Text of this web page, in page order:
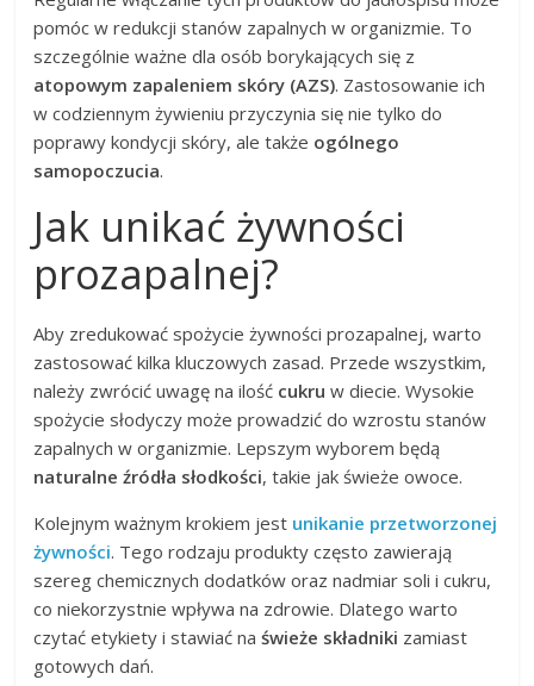
pomóc w redukcji stanów zapalnych w organizmie. To
szczególnie ważne dla osób borykających się z
atopowym zapaleniem skóry (AZS). Zastosowanie ich
w codziennym żywieniu przyczynia się nie tylko do
poprawy kondycji skóry, ale także ogólnego
samopoczucia.
Jak unikać żywności
prozapalnej?
Aby zredukować spożycie żywności prozapalnej, warto
zastosować kilka kluczowych zasad. Przede wszystkim,
należy zwrócić uwagę na ilość cukru w diecie. Wysokie
spożycie słodyczy może prowadzić do wzrostu stanów
zapalnych w organizmie. Lepszym wyborem będą
naturalne źródła słodkości, takie jak świeże owoce.
Kolejnym ważnym krokiem jest unikanie przetworzonej
żywności. Tego rodzaju produkty często zawierają
szereg chemicznych dodatków oraz nadmiar soli i cukru,
co niekorzystnie wpływa na zdrowie. Dlatego warto
czytać etykiety i stawiać naświeże składniki zamiast
gotowych dań.